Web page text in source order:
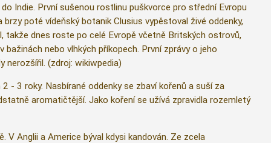
Indie. První sušenou rostlinu puškvorce pro střední Evropu
poté vídeňský botanik Clusius vypěstoval živé oddenky,
takže dnes roste po celé Evropě včetně Britských ostrovů,
nebo vlhkých příkopech. První zprávy o jeho
nerozšířil. (zdroj: wikiwpedia)
- 3 roky. Nasbírané oddenky se zbaví kořenů a suší za
aromatičtější. Jako koření se užívá zpravidla rozemletý
V Anglii a Americe býval kdysi kandován. Ze zcela